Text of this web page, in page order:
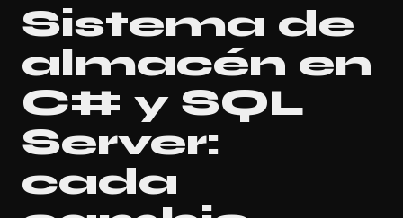
Sistema de
almacén en
C# y SQL
Server:
cada